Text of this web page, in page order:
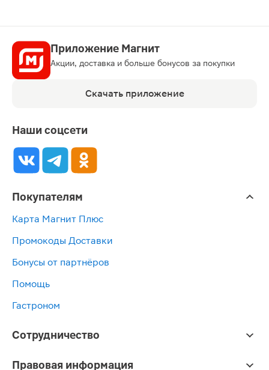
Приложение Магнит
Акции, доставка и больше бонусов за покупки
Скачать приложение
Наши соцсети
Покупателям
Карта Магнит Плюс
Промокоды Доставки
Бонусы от партнёров
Помощь
Гастроном
Сотрудничество
Правовая информация